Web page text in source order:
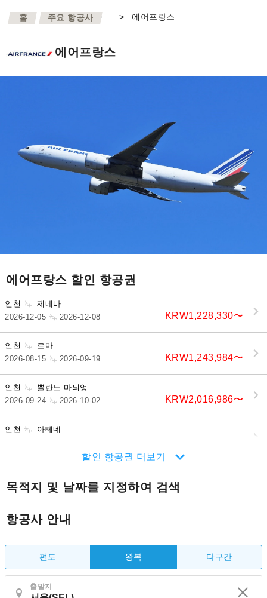
홈 >
주요 항공사 > 에어프랑스
에어프랑스
에어프랑스 할인 항공권
인천 제네바
KRW1,228,330〜
2026-12-05 2026-12-08
인천 로마
KRW1,243,984〜
2026-08-15 2026-09-19
인천 쁠란느 마늬엉
KRW2,016,986〜
2026-09-24 2026-10-02
인천 아테네
할인 항공권 더보기
목적지 및 날짜를 지정하여 검색
항공사 안내
편도 왕복 다구간
출발지